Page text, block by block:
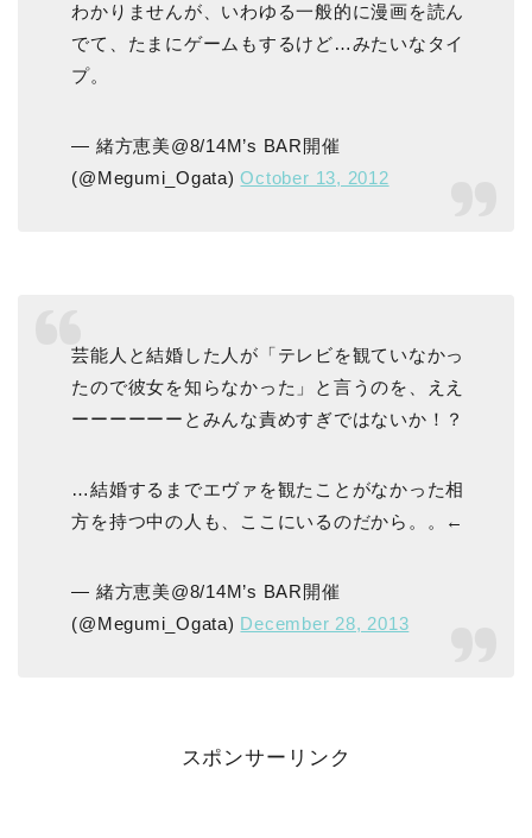
わかりませんが、いわゆる一般的に漫画を読ん
でて、たまにゲームもするけど…みたいなタイ
プ。
— 緒方恵美@8/14M’s BAR開催
(@Megumi_Ogata)October 13, 2012
芸能人と結婚した人が「テレビを観ていなかっ
たので彼女を知らなかった」と言うのを、ええ
ーーーーーーとみんな責めすぎではないか！？
…結婚するまでエヴァを観たことがなかった相
方を持つ中の人も、ここにいるのだから。。←
— 緒方恵美@8/14M’s BAR開催
(@Megumi_Ogata) December 28, 2013
スポンサーリンク